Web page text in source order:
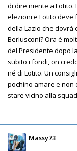
di dire niente a Lotito.
elezioni e Lotito deve
della Lazio che dovrà
Berlusconi? Ora è
del Presidente dopo
subito i fondi, on
né di Lotito. Un
pochino amare e non
stare vicino alla
Massy73